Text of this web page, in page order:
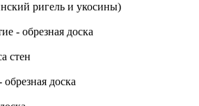
ригель и укосины)
- обрезная доска
стен
доска